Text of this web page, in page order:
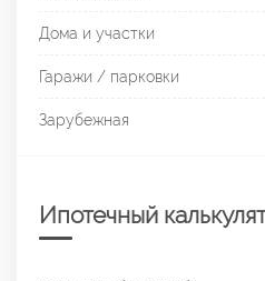
Дома и участки
Гаражи / парковки
Зарубежная
Ипотечный